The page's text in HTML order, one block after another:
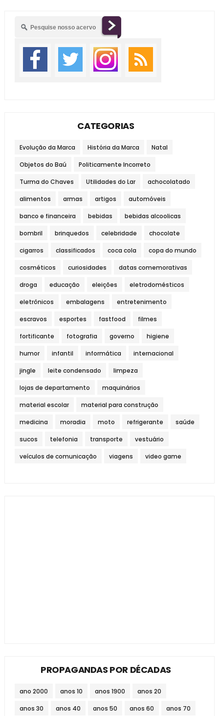
CATEGORIAS
Evolução da Marca História da Marca Natal
Objetos do Baú Politicamente Incorreto
Turma do Chaves Utilidades do Lar achocolatado
alimentos armas artigos automóveis
banco e financeira bebidas bebidas alcoolicas
bombril brinquedos celebridade chocolate
cigarros classificados coca cola copa do mundo
cosméticos curiosidades datas comemorativas
droga educação eleições eletrodomésticos
eletrônicos embalagens entretenimento
escravos esportes fastfood filmes
fortificante fotografia governo higiene
humor infantil informática internacional
jingle leite condensado limpeza
lojas de departamento maquinários
material escolar material para construção
medicina moradia moto refrigerante saúde
sucos telefonia transporte vestuário
veículos de comunicação viagens video game
PROPAGANDAS POR DÉCADAS
ano 2000 anos 10 anos 1900 anos 20
anos 30 anos 40 anos 50 anos 60 anos 70